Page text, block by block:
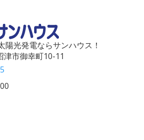
陽光発電ならサンハウス！
市御幸町10-11